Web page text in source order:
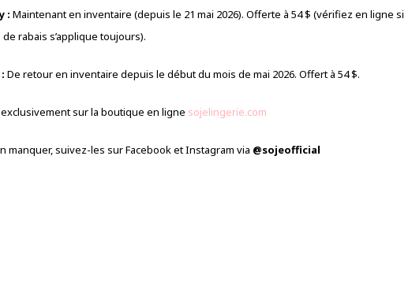
: Maintenant en inventaire (depuis le 21 mai 2026). Offerte à 54 $ (vérifiez en ligne si
rabais s’applique toujours).
De retour en inventaire depuis le début du mois de mai 2026. Offert à 54 $.
sur la boutique en ligne sojelingerie.com
manquer, suivez-les sur Facebook et Instagram via @sojeofficial